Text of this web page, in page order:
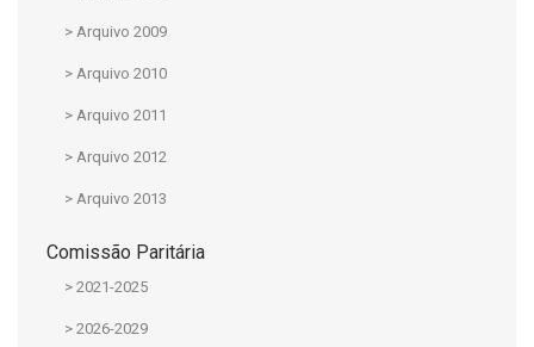
> Arquivo 2009
> Arquivo 2010
> Arquivo 2011
> Arquivo 2012
> Arquivo 2013
Comissão Paritária
> 2021-2025
> 2026-2029